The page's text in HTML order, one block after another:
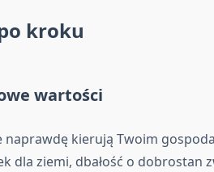
kroku
wartości
kierują Twoim
dla ziemi, dbałość o dobrostan